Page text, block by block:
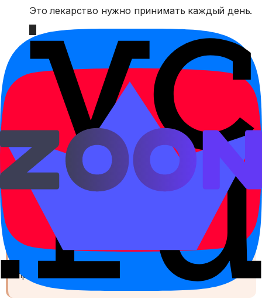
Это лекарство нужно принимать каждый день.
我今天必须把作业写完。
wǒ jīntiān bìxū bǎ zuòyè xiě wán.
Сегодня я обязательно должен дописать
домашнее задание.
这里不能停车，你必须走。
zhèlǐ bù néng tíng chē, nǐ bìxū zǒu.
Здесь нельзя парковаться, тебе нужно уехать.
必须 звучит требовательно. Для мягкого совета
лучше использовать 应该, а для потребности в
предмете или действии часто подходит 需要.